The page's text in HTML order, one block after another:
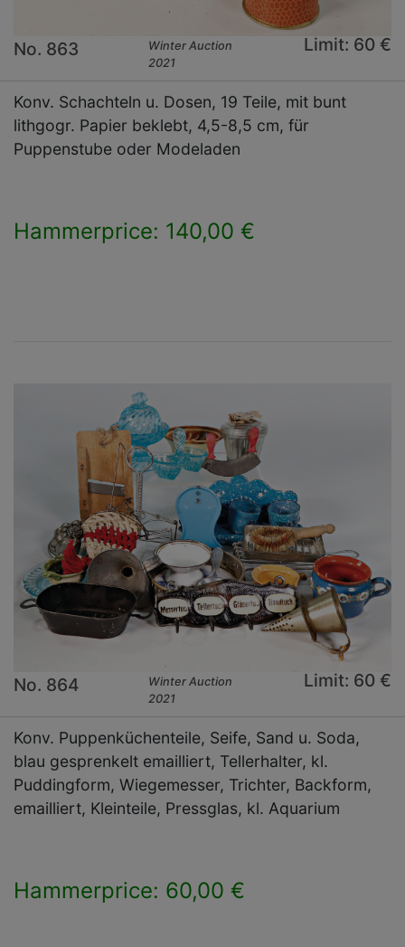
No. 863
Winter Auction
2021
Limit: 60 €
Konv. Schachteln u. Dosen, 19 Teile, mit bunt
lithgogr. Papier beklebt, 4,5-8,5 cm, für
Puppenstube oder Modeladen
Hammerprice: 140,00 €
No. 864
Winter Auction
2021
Limit: 60 €
Konv. Puppenküchenteile, Seife, Sand u. Soda,
blau gesprenkelt emailliert, Tellerhalter, kl.
Puddingform, Wiegemesser, Trichter, Backform,
emailliert, Kleinteile, Pressglas, kl. Aquarium
Hammerprice: 60,00 €